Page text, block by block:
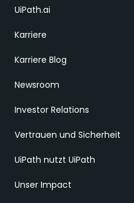
UiPath.ai
Karriere
Karriere Blog
Newsroom
Investor Relations
Vertrauen und Sicherheit
UiPath nutzt UiPath
Unser Impact